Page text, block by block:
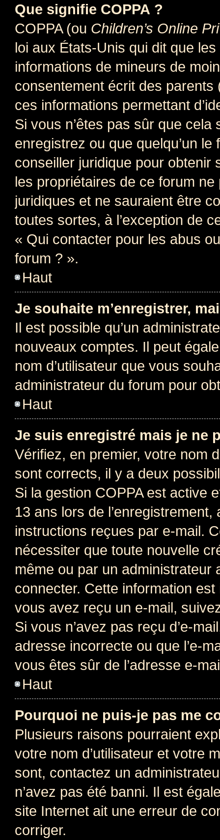
Que signifie COPPA ?
COPPA (ou Children’s Online
loi aux États-Unis qui dit que
informations de mineurs de
consentement écrit des parents
ces informations permettant
Si vous n’êtes pas sûr que
enregistrez ou que quelqu’un
conseiller juridique pour obtenir
les propriétaires de ce forum
juridiques et ne sauraient être
toutes sortes, à l’exception de
« Qui contacter pour les abus
forum ? ».
Haut
Je souhaite m’enregistrer,
Il est possible qu’un
nouveaux comptes. Il peut
nom d’utilisateur que vous
administrateur du forum pour
Haut
Je suis enregistré mais je ne
Vérifiez, en premier, votre nom
sont corrects, il y a deux
Si la gestion COPPA est active
13 ans lors de
instructions reçues par e-mail.
nécessiter que toute nouvelle
même ou par un
connecter. Cette information
vous avez reçu un e-mail,
Si vous n’avez pas reçu d’e-
adresse incorrecte ou que l’e-
vous êtes sûr de l’adresse e-
Haut
Pourquoi ne puis-je pas me
Plusieurs raisons pourraient
votre nom d’utilisateur et votre
sont, contactez un
n’avez pas été banni. Il est
site Internet ait une erreur de
corriger.